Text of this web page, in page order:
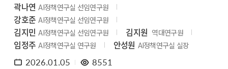
곽나연 AI정책연구실 선임연구원
강호준 AI정책연구실 선임연구원
김지민 AI정책연구실 선임연구원 김지원 역대연구원
임정주 AI정책연구실 연구원 안성원 AI정책연구실 실장
2026.01.05 8551